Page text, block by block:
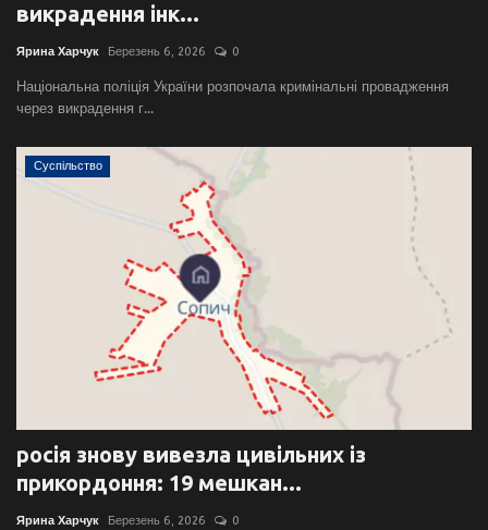
викрадення інк...
Ярина Харчук Березень 6, 2026 0
Національна поліція України розпочала кримінальні провадження
через викрадення г...
Суспільство
росія знову вивезла цивільних із
прикордоння: 19 мешкан...
Ярина Харчук Березень 6, 2026 0